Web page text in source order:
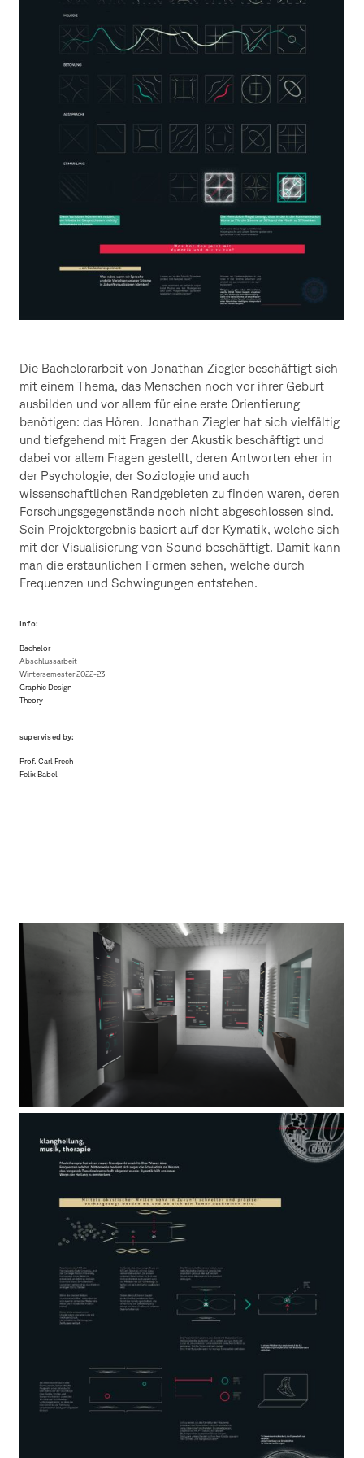
Die Bachelorarbeit von Jonathan Ziegler beschäftigt sich
mit einem Thema, das Menschen noch vor ihrer Geburt
ausbilden und vor allem für eine erste Orientierung
benötigen: das Hören. Jonathan Ziegler hat sich vielfältig
und tiefgehend mit Fragen der Akustik beschäftigt und
dabei vor allem Fragen gestellt, deren Antworten eher in
der Psychologie, der Soziologie und auch
wissenschaftlichen Randgebieten zu finden waren, deren
Forschungsgegenstände noch nicht abgeschlossen sind.
Sein Projektergebnis basiert auf der Kymatik, welche sich
mit der Visualisierung von Sound beschäftigt. Damit kann
man die erstaunlichen Formen sehen, welche durch
Frequenzen und Schwingungen entstehen.
Info:
Bachelor
Abschlussarbeit
Wintersemester 2022-23
Graphic Design
Theory
supervised by:
Prof. Carl Frech
Felix Babel